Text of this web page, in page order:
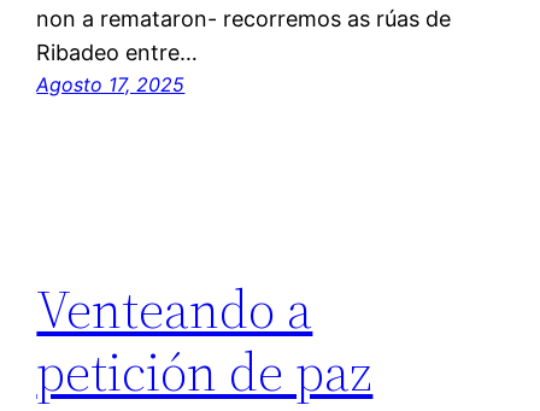
non a remataron- recorremos as rúas de
Ribadeo entre…
Agosto 17, 2025
Venteando a
petición de paz